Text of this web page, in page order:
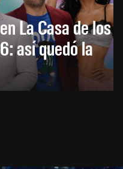
La Casa de los
así quedó la